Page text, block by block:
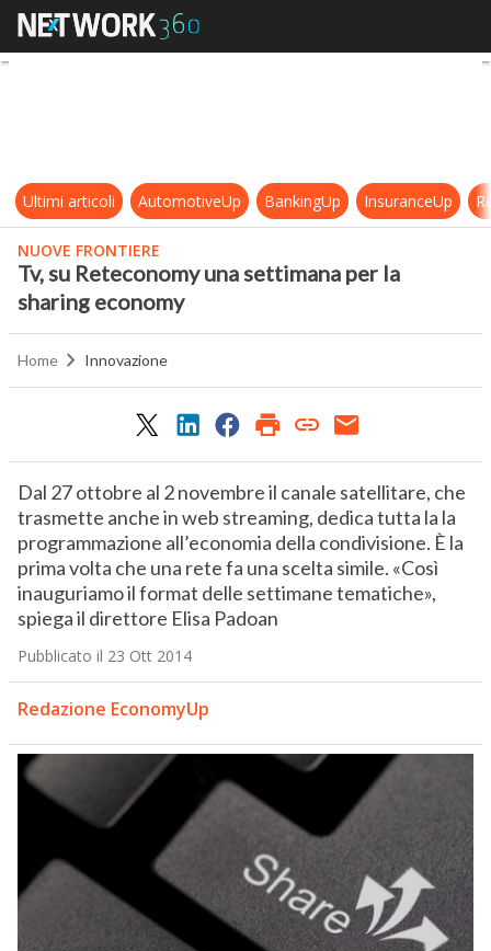
Tv, su Reteconomy una settimana
Ultimi articoli AutomotiveUp BankingUp InsuranceUp
NUOVE FRONTIERE
Tv, su Reteconomy una settimana per la
sharing economy
Home Innovazione
Dal 27 ottobre al 2 novembre il canale satellitare, che
trasmette anche in web streaming, dedica tutta la la
programmazione all’economia della condivisione. È la
prima volta che una rete fa una scelta simile. «Così
inauguriamo il format delle settimane tematiche»,
spiega il direttore Elisa Padoan
Pubblicato il 23 Ott 2014
Redazione EconomyUp